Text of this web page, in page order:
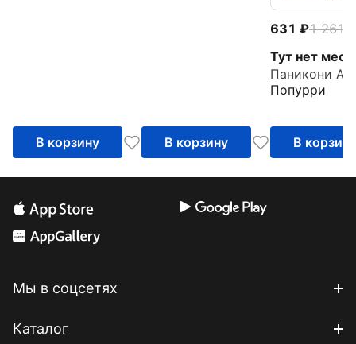
В корзину В корзину
631 1 261
Тут нет
Паникони
Попурри
В корзину
Мы в соцсетях
Каталог